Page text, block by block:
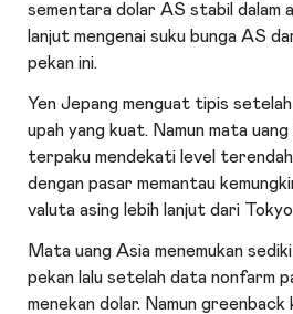
sementara dolar AS stabil dalam
lanjut mengenai suku bunga AS
pekan ini.
Yen Jepang menguat tipis
upah yang kuat. Namun mata
terpaku mendekati level
dengan pasar memantau
valuta asing lebih lanjut dari
Mata uang Asia menemukan
pekan lalu setelah data nonfarm
menekan dolar. Namun